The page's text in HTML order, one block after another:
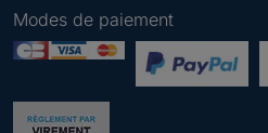
Newsletter
e
Modes de paiement